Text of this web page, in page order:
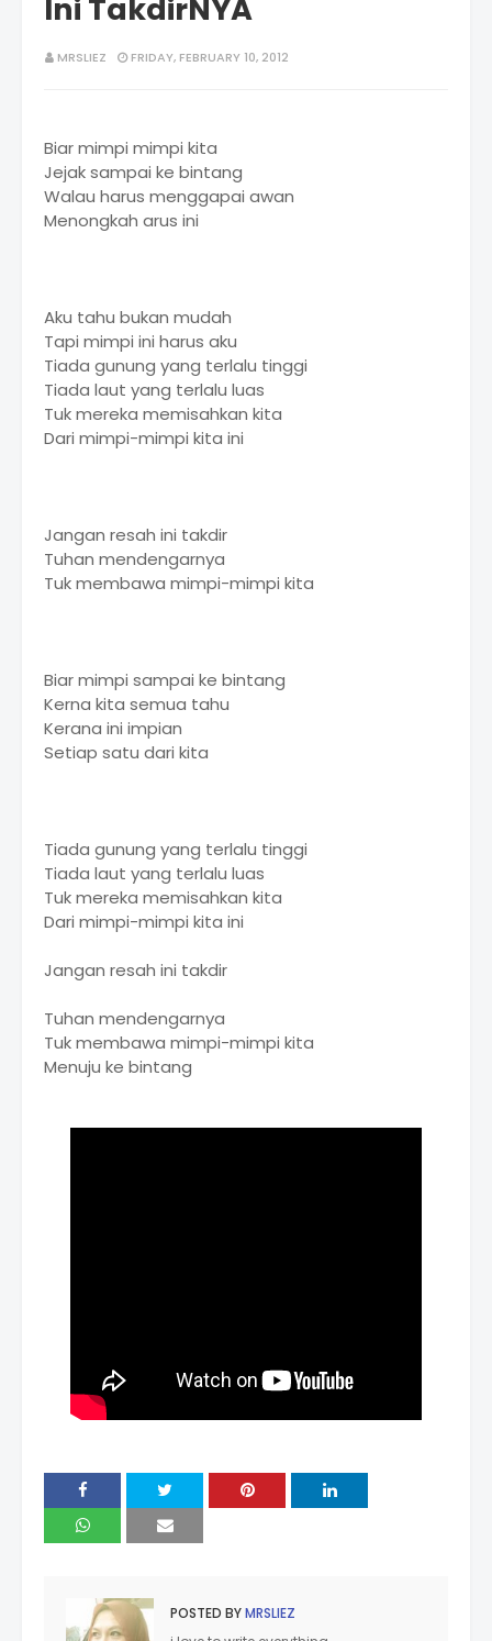
Ini TakdirNYA
MRSLIEZ FRIDAY, FEBRUARY 10, 2012
Biar mimpi mimpi kita
Jejak sampai ke bintang
Walau harus menggapai awan
Menongkah arus ini
Aku tahu bukan mudah
Tapi mimpi ini harus aku
Tiada gunung yang terlalu tinggi
Tiada laut yang terlalu luas
Tuk mereka memisahkan kita
Dari mimpi-mimpi kita ini
Jangan resah ini takdir
Tuhan mendengarnya
Tuk membawa mimpi-mimpi kita
Biar mimpi sampai ke bintang
Kerna kita semua tahu
Kerana ini impian
Setiap satu dari kita
Tiada gunung yang terlalu tinggi
Tiada laut yang terlalu luas
Tuk mereka memisahkan kita
Dari mimpi-mimpi kita ini
Jangan resah ini takdir
Tuhan mendengarnya
Tuk membawa mimpi-mimpi kita
Menuju ke bintang
POSTED BYMRSLIEZ